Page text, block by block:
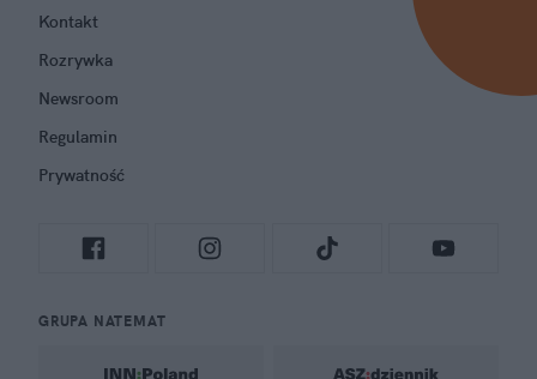
Kontakt
Rozrywka
Newsroom
Regulamin
Prywatność
GRUPA NATEMAT